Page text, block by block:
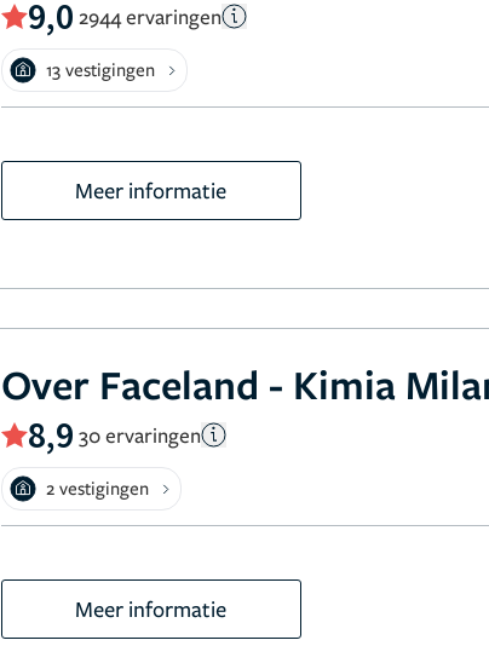
9,0 2944 ervaringen
13 vestigingen
Meer informatie
Over Faceland - Kimia
8,9 30 ervaringen
2 vestigingen
Meer informatie